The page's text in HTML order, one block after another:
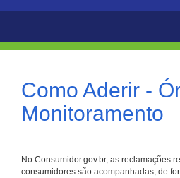
Como Aderir -
Monitoramento
No Consumidor.gov.br, as reclamações
consumidores são acompanhadas, de